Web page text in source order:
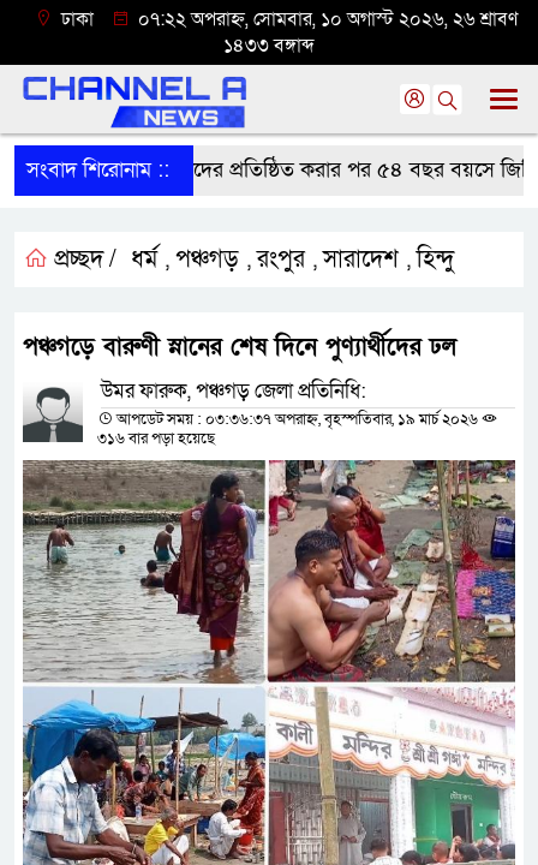
ঢাকা
০৭:২২ অপরাহ্ন, সোমবার, ১০ অগাস্ট ২০২৬, ২৬ শ্রাবণ
১৪৩৩ বঙ্গাব্দ
সংবাদ শিরোনাম ::সন্তানদের প্রতিষ্ঠিত করার পর ৫৪ বছর বয়সে
প্রচ্ছদ / ধর্ম , পঞ্চগড় ,রংপুর ,সারাদেশ ,হিন্দু
পঞ্চগড়ে বারুণী স্নানের শেষ দিনে পুণ্যার্থীদের ঢল
উমর ফারুক, পঞ্চগড় জেলা প্রতিনিধি:
আপডেট সময় : ০৩:৩৬:৩৭ অপরাহ্ন, বৃহস্পতিবার, ১৯ মার্চ ২০২৬
৩১৬ বার পড়া হয়েছে